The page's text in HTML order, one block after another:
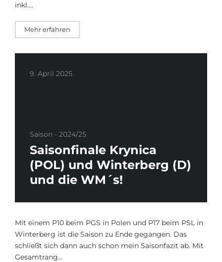
inkl….
Mehr erfahren
9. April 2025
Saison - 2024/25
Saisonfinale Krynica
(POL) und Winterberg (D)
und die WM´s!
Mit einem P10 beim PGS in Polen und P17 beim PSL in
Winterberg ist die Saison zu Ende gegangen. Das
schließt sich dann auch schon mein Saisonfazit ab. Mit
Gesamtrang…